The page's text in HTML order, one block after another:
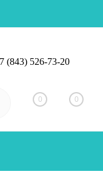
Вход
(843) 526-73-20
0 0